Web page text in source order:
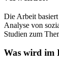
Die Arbeit
Analyse von
Studien zum
Was wird im